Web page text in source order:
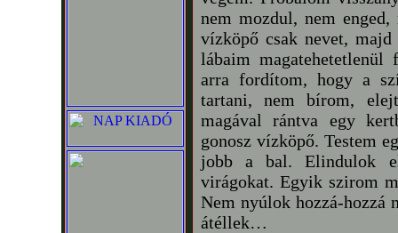
nem mozdul, nem
vízköpő csak nevet,
lábaim magatehetetlenül
arra fordítom, hogy a
tartani, nem bírom,
magával rántva egy
gonosz vízköpő. Testem
jobb a bal. Elindulok
virágokat. Egyik szirom
Nem nyúlok hozzá-hozzá
átéllek…